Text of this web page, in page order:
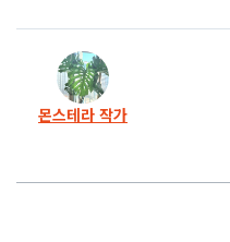
몬스테라 작가